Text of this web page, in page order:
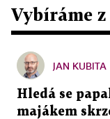
Vybíráme z
JAN KUBITA
Hledá se
majákem